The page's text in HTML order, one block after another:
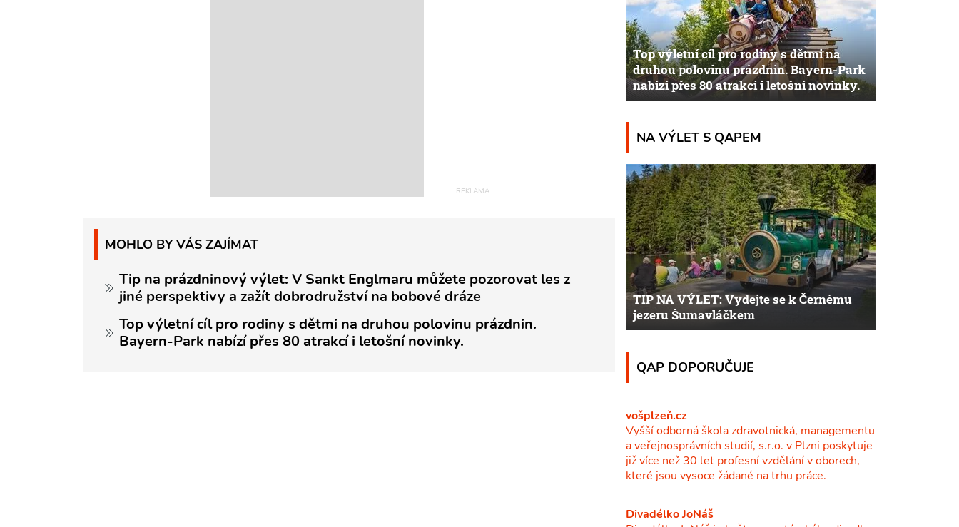
MOHLO BY VÁS ZAJÍMAT
Tip na prázdninový výlet: V Sankt Englmaru můžete pozorovat les z
jiné perspektivy a zažít dobrodružství na bobové dráze
Top výletní cíl pro rodiny s dětmi na druhou polovinu prázdnin.
Bayern-Park nabízí přes 80 atrakcí i letošní novinky.
Top výletní cíl pro rodiny s dětmi na
druhou polovinu prázdnin. Bayern-Park
nabízí přes 80 atrakcí i letošní novinky.
NA VÝLET S QAPEM
TIP NA VÝLET: Vydejte se k Černému
jezeru Šumavláčkem
QAP DOPORUČUJE
vošplzeň.cz
Vyšší odborná škola zdravotnická, managementu
a veřejnosprávních studií, s.r.o. v Plzni poskytuje
již více než 30 let profesní vzdělání v oborech,
které jsou vysoce žádané na trhu práce.
Divadélko JoNáš